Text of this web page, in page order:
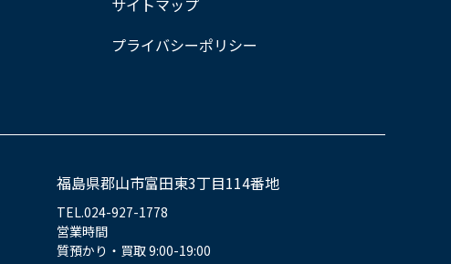
サイトマップ
プライバシーポリシー
福島県郡山市富田東3丁目114番地
TEL.024-927-1778
営業時間
質預かり・買取 9:00-19:00